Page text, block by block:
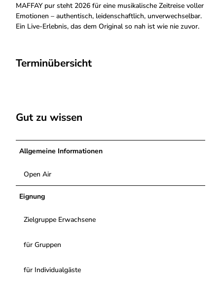
MAFFAY pur steht 2026 für eine musikalische Zeitreise voller
Emotionen – authentisch, leidenschaftlich, unverwechselbar.
Ein Live-Erlebnis, das dem Original so nah ist wie nie zuvor.
Terminübersicht
Gut zu wissen
Allgemeine Informationen
Open Air
Eignung
Zielgruppe Erwachsene
für Gruppen
für Individualgäste